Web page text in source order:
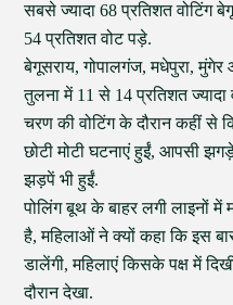
सबसे ज्यादा 68 प्रतिशत
54 प्रतिशत वोट पड़े.
बेगूसराय, गोपालगंज, मधेपुरा,
तुलना में 11 से 14 प्रतिशत ज्यादा
चरण की वोटिंग के दौरान कहीं से
छोटी मोटी घटनाएं हुईं, आपसी
झड़पें भी हुईं.
पोलिंग बूथ के बाहर लगी लाइनों में
है, महिलाओं ने क्यों कहा कि इस
डालेंगी, महिलाएं किसके पक्ष में
दौरान देखा.